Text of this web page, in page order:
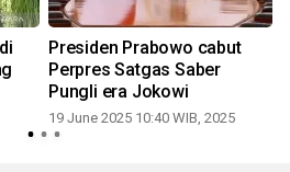
Presiden Prabowo cabut
Perpres Satgas Saber
Pungli era Jokowi
19 June 2025 10:40 WIB, 2025